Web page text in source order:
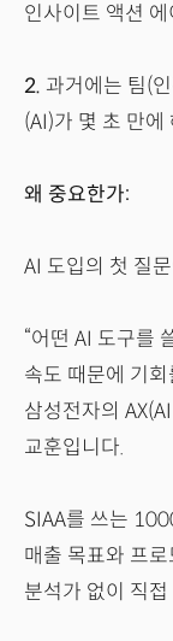
인사이트 액션
2. 과거에는 팀(
(AI)가 몇 초 만에
왜 중요한가:
AI 도입의 첫 질
“어떤 AI 도구를
속도 때문에 기
삼성전자의
교훈입니다.
SIAA를 쓰는
매출 목표와 프
분석가 없이 직